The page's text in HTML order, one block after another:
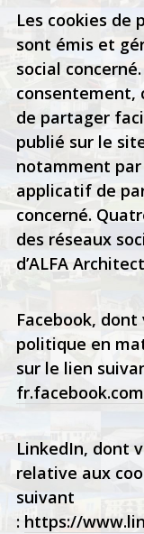
Les cookies de
sont émis et
social
consentement,
de partager
publié sur le
notamment par
applicatif de
concerné.
des réseaux
d’ALFA
Facebook,
politique en
sur le lien
LinkedIn, dont
relative aux
suivant
: https://